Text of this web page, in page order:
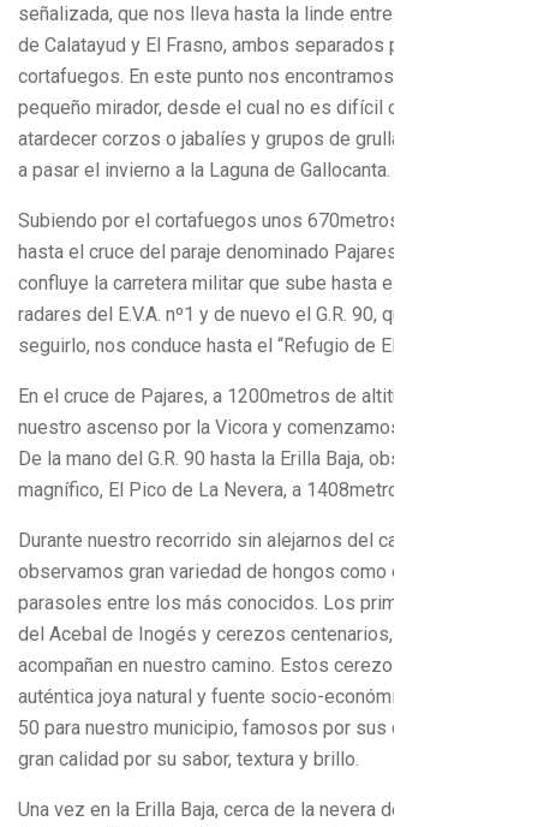
señalizada, que nos lleva hasta la linde entre los municipios
de Calatayud y El Frasno, ambos separados por un
cortafuegos. En este punto nos encontramos con un
pequeño mirador, desde el cual no es difícil observar al
atardecer corzos o jabalíes y grupos de grullas que vienen
a pasar el invierno a la Laguna de Gallocanta.
Subiendo por el cortafuegos unos 670metros, llegamos
hasta el cruce del paraje denominado Pajares. En este cruce
confluye la carretera militar que sube hasta el puesto de
radares del E.V.A. nº1 y de nuevo el G.R. 90, que en caso de
seguirlo, nos conduce hasta el “Refugio de El Frasno”.
En el cruce de Pajares, a 1200metros de altitud, termina
nuestro ascenso por la Vicora y comenzamos a descender.
De la mano del G.R. 90 hasta la Erilla Baja, observamos,
magnífico, El Pico de La Nevera, a 1408metros de altitud.
Durante nuestro recorrido sin alejarnos del camino,
observamos gran variedad de hongos como el rebollón o
parasoles entre los más conocidos. Los primeros acebos
del Acebal de Inogés y cerezos centenarios, nos
acompañan en nuestro camino. Estos cerezos son una
auténtica joya natural y fuente socio-económica de los años
50 para nuestro municipio, famosos por sus cerezas de
gran calidad por su sabor, textura y brillo.
Una vez en la Erilla Baja, cerca de la nevera derruida,